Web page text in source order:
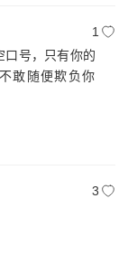
1
口号，只有你的
敢随便欺负你
3